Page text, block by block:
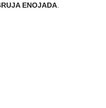
ENOJADA.